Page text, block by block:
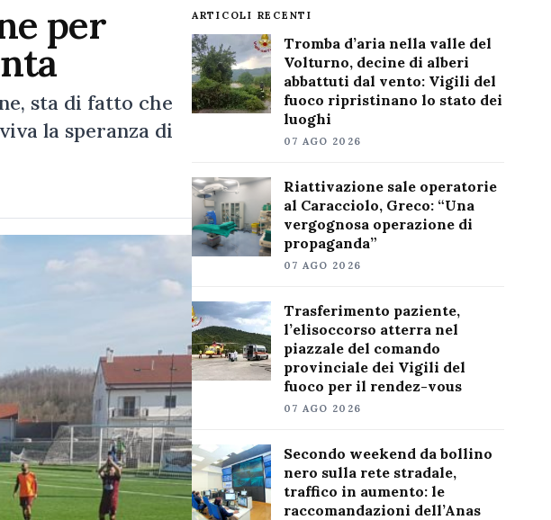
per
sta di fatto che
la speranza di
ARTICOLI RECENTI
Tromba d’aria nella valle del
Volturno, decine di alberi
abbattuti dal vento: Vigili del
fuoco ripristinano lo stato dei
luoghi
07 AGO 2026
Riattivazione sale operatorie
al Caracciolo, Greco: “Una
vergognosa operazione di
propaganda”
07 AGO 2026
Trasferimento paziente,
l’elisoccorso atterra nel
piazzale del comando
provinciale dei Vigili del
fuoco per il rendez-vous
07 AGO 2026
Secondo weekend da bollino
nero sulla rete stradale,
traffico in aumento: le
raccomandazioni dell’Anas